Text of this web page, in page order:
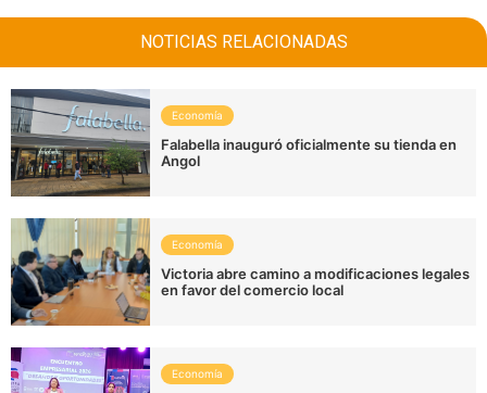
NOTICIAS RELACIONADAS
Economía
Falabella inauguró oficialmente su tienda en
Angol
Economía
Victoria abre camino a modificaciones legales
en favor del comercio local
Economía